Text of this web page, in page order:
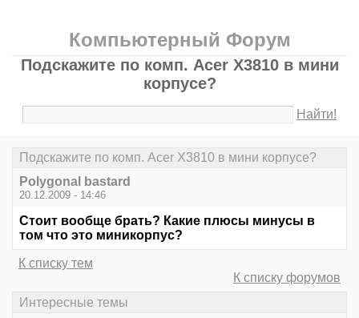
Компьютерный Форум
Подскажите по комп. Acer X3810 в мини
корпусе?
Найти!
Подскажите по комп. Acer X3810 в мини корпусе?
Polygonal bastard
20.12.2009 - 14:46
Стоит вообще брать? Какие плюсы минусы в
том что это миникорпус?
К списку тем
К списку форумов
Интересные темы